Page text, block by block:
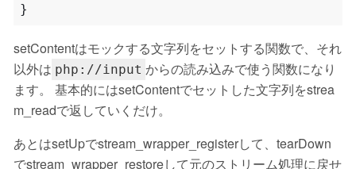
}
setContentはモックする文字列をセットする関数で、それ
以外は php://input からの読み込みで使う関数になり
ます。 基本的にはsetContentでセットした文字列をstrea
m_readで返していくだけ。
あとはsetUpでstream_wrapper_registerして、tearDown
でstream_wrapper_restoreして元のストリーム処理に戻せ